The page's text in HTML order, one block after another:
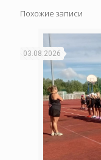
Похожие записи
03.08.2026